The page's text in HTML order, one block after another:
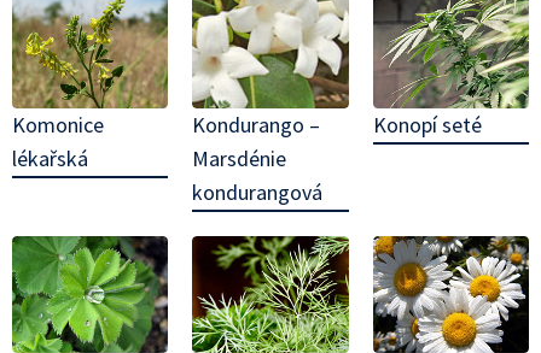
Komonice
lékařská
Kondurango –
Marsdénie
kondurangová
Konopí seté